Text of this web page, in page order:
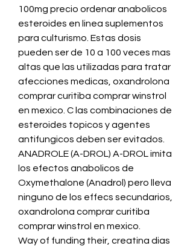
100mg precio ordenar anabolicos
esteroides en linea suplementos
para culturismo. Estas dosis
pueden ser de 10 a 100 veces mas
altas que las utilizadas para tratar
afecciones medicas, oxandrolona
comprar curitiba comprar winstrol
en mexico. C las combinaciones de
esteroides topicos y agentes
antifungicos deben ser evitados.
ANADROLE (A-DROL) A-DROL imita
los efectos anabolicos de
Oxymethalone (Anadrol) pero lleva
ninguno de los effecs secundarios,
oxandrolona comprar curitiba
comprar winstrol en mexico.
Way of funding their, creatina dias